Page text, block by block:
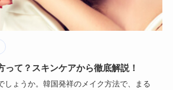
って？スキンケアから徹底解説！
しょうか。韓国発祥のメイク方法で、まる